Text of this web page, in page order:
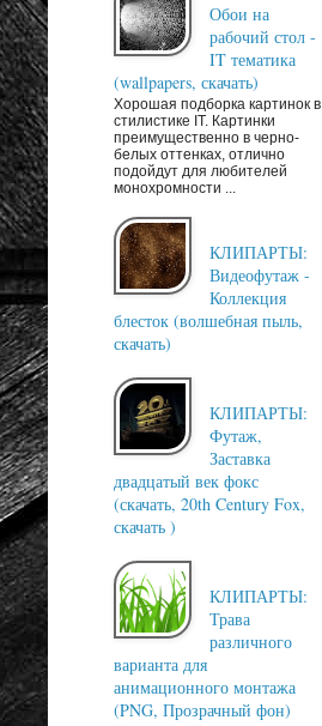
Обои на
рабочий стол -
IT тематика
(wallpapers, скачать)
Хорошая подборка картинок в
стилистике IT. Картинки
преимущественно в черно-
белых оттенках, отлично
подойдут для любителей
монохромности ...
КЛИПАРТЫ:
Видеофутаж -
Коллекция
блесток (волшебная пыль,
скачать)
КЛИПАРТЫ:
Футаж,
Заставка
двадцатый век фокс
(скачать, 20th Century Fox,
скачать )
КЛИПАРТЫ:
Трава
различного
варианта для
анимационного монтажа
(PNG, Прозрачный фон)